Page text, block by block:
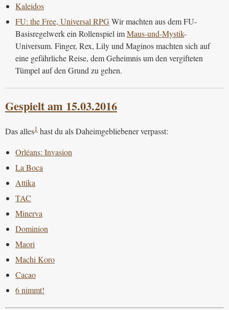
Kaleidos
FU: the Free, Universal RPGWir machten aus dem FU-
Basisregelwerk ein Rollenspiel imMaus-und-Mystik-
Universum. Finger, Rex, Lily und Maginos machten sich auf
eine gefährliche Reise, dem Geheimnis um den vergifteten
Tümpel auf den Grund zu gehen.
Gespielt am 15.03.2016
Das alles1 hast du als Daheimgebliebener verpasst:
Orléans: Invasion
La Boca
Attika
TAC
Minerva
Dominion
Maori
Machi Koro
Cacao
6 nimmt!